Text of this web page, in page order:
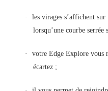
·
les virages s’affichent
lorsqu’une courbe serrée
·
votre Edge Explore vous
écartez ;